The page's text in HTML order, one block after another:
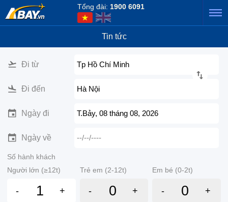
Tổng đài: 1900 6091
Tin tức
Đi từ Tp Hồ Chí Minh
Đi đến Hà Nội
Ngày đi T.Bảy, 08 tháng 08, 2026
Ngày về --/--/----
Số hành khách
Người lớn (≥12t)
Trẻ em (2-12t) Em bé (0-2t)
- + - + - +